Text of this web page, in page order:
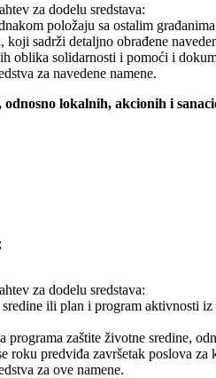
za dodelu sredstava:
položaju sa ostalim
sadrži detaljno obrađene
oblika solidarnosti i pomoći i
za navedene namene.
lokalnih, akcionih i
za dodelu sredstava:
ili plan i program aktivnosti
zaštite životne sredine,
predviđa završetak poslova za
za ove namene.